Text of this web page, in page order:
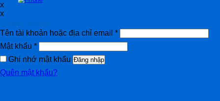
x
x
Tên tài khoản hoặc địa chỉ email *
Mật khẩu *
Ghi nhớ mật khẩu Đăng nhập
Quên mật khẩu?